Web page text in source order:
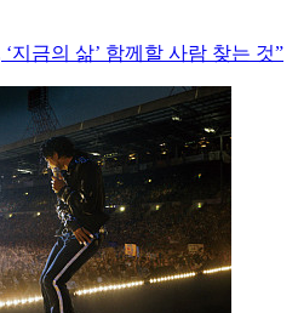
지금의 삶’ 함께할 사람 찾는 것”